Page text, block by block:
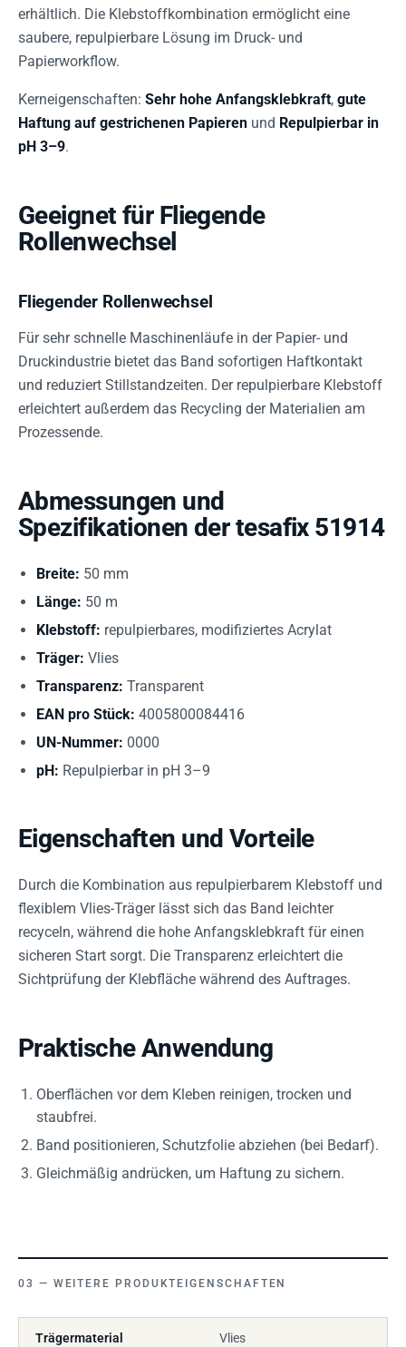
erhältlich. Die Klebstoffkombination ermöglicht eine
saubere, repulpierbare Lösung im Druck- und
Papierworkflow.
Kerneigenschaften: Sehr hohe Anfangsklebkraft, gute
Haftung auf gestrichenen Papieren und Repulpierbar in
pH 3–9.
Geeignet für Fliegende
Rollenwechsel
Fliegender Rollenwechsel
Für sehr schnelle Maschinenläufe in der Papier- und
Druckindustrie bietet das Band sofortigen Haftkontakt
und reduziert Stillstandzeiten. Der repulpierbare Klebstoff
erleichtert außerdem das Recycling der Materialien am
Prozessende.
Abmessungen und
Spezifikationen der tesafix 51914
Breite: 50 mm
Länge: 50 m
Klebstoff: repulpierbares, modifiziertes Acrylat
Träger: Vlies
Transparenz: Transparent
EAN pro Stück: 4005800084416
UN-Nummer: 0000
pH: Repulpierbar in pH 3–9
Eigenschaften und Vorteile
Durch die Kombination aus repulpierbarem Klebstoff und
flexiblem Vlies-Träger lässt sich das Band leichter
recyceln, während die hohe Anfangsklebkraft für einen
sicheren Start sorgt. Die Transparenz erleichtert die
Sichtprüfung der Klebfläche während des Auftrages.
Praktische Anwendung
Oberflächen vor dem Kleben reinigen, trocken und
staubfrei.
Band positionieren, Schutzfolie abziehen (bei Bedarf).
Gleichmäßig andrücken, um Haftung zu sichern.
WEITERE PRODUKTEIGENSCHAFTEN
Trägermaterial Vlies